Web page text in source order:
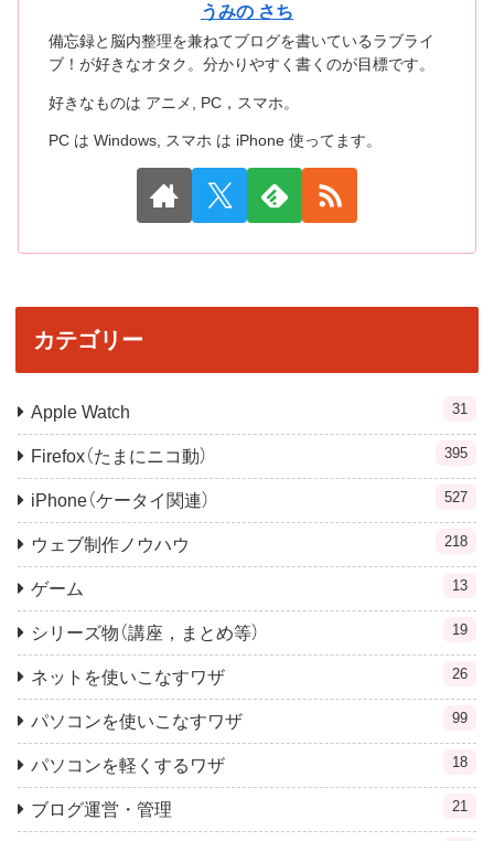
うみの さち
備忘録と脳内整理を兼ねてブログを書いているラブライ
ブ！が好きなオタク。分かりやすく書くのが目標です。
好きなものは アニメ, PC，スマホ。
PC は Windows, スマホ は iPhone 使ってます。
カテゴリー
Apple Watch 31
Firefox（たまにニコ動） 395
iPhone（ケータイ関連） 527
ウェブ制作ノウハウ 218
ゲーム 13
シリーズ物（講座，まとめ等） 19
ネットを使いこなすワザ 26
パソコンを使いこなすワザ 99
パソコンを軽くするワザ 18
ブログ運営・管理 21